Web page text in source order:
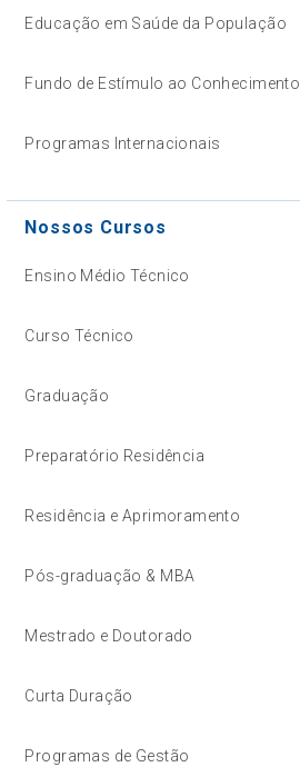
Educação em Saúde da População
Fundo de Estímulo ao Conhecimento
Programas Internacionais
Nossos Cursos
Ensino Médio Técnico
Curso Técnico
Graduação
Preparatório Residência
Residência e Aprimoramento
Pós-graduação & MBA
Mestrado e Doutorado
Curta Duração
Programas de Gestão